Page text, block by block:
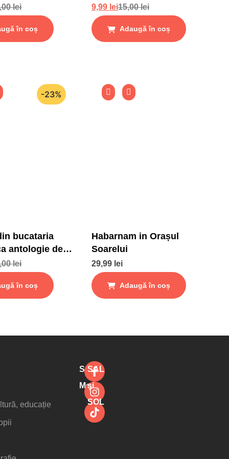
lei
în coș
15,00lei
9,99 lei
Adaugă în coș
-23%
bucataria
antologie de
si gustari
lei
în coș
Habarnam in Orașul
Soarelui
29,99 lei
Adaugă în coș
educație
Social
Media
SAL
şi
SOL